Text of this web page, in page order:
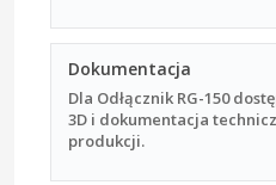
Dokumentacja
Dla Odłącznik RG-150
3D i dokumentacja
produkcji.